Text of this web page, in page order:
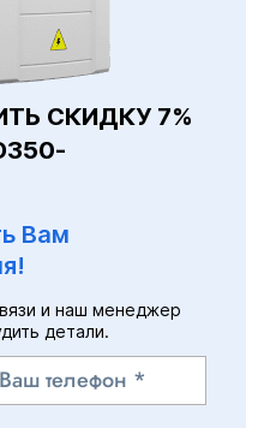
СКИДКУ 7%
Вам
и наш менеджер
детали.